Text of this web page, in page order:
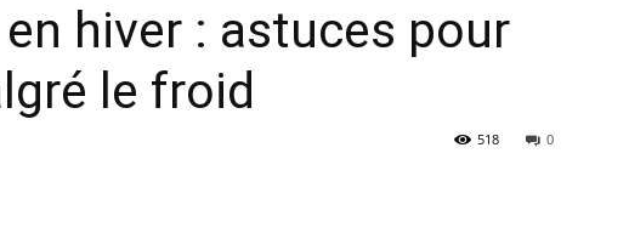
hiver : astuces pour
le froid
0
518